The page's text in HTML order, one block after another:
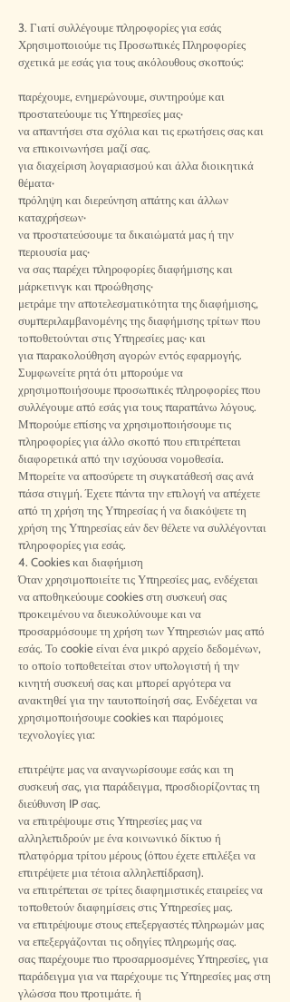
3. Γιατί συλλέγουμε πληροφορίες για εσάς
Χρησιμοποιούμε τις Προσωπικές Πληροφορίες
σχετικά με εσάς για τους ακόλουθους σκοπούς:
παρέχουμε, ενημερώνουμε, συντηρούμε και
προστατεύουμε τις Υπηρεσίες μας·
να απαντήσει στα σχόλια και τις ερωτήσεις σας και
να επικοινωνήσει μαζί σας.
για διαχείριση λογαριασμού και άλλα διοικητικά
θέματα·
πρόληψη και διερεύνηση απάτης και άλλων
καταχρήσεων·
να προστατεύσουμε τα δικαιώματά μας ή την
περιουσία μας·
να σας παρέχει πληροφορίες διαφήμισης και
μάρκετινγκ και προώθησης·
μετράμε την αποτελεσματικότητα της διαφήμισης,
συμπεριλαμβανομένης της διαφήμισης τρίτων που
τοποθετούνται στις Υπηρεσίες μας· και
για παρακολούθηση αγορών εντός εφαρμογής.
Συμφωνείτε ρητά ότι μπορούμε να
χρησιμοποιήσουμε προσωπικές πληροφορίες που
συλλέγουμε από εσάς για τους παραπάνω λόγους.
Μπορούμε επίσης να χρησιμοποιήσουμε τις
πληροφορίες για άλλο σκοπό που επιτρέπεται
διαφορετικά από την ισχύουσα νομοθεσία.
Μπορείτε να αποσύρετε τη συγκατάθεσή σας ανά
πάσα στιγμή. Έχετε πάντα την επιλογή να απέχετε
από τη χρήση της Υπηρεσίας ή να διακόψετε τη
χρήση της Υπηρεσίας εάν δεν θέλετε να συλλέγονται
πληροφορίες για εσάς.
4. Cookies και διαφήμιση
Όταν χρησιμοποιείτε τις Υπηρεσίες μας, ενδέχεται
να αποθηκεύουμε cookies στη συσκευή σας
προκειμένου να διευκολύνουμε και να
προσαρμόσουμε τη χρήση των Υπηρεσιών μας από
εσάς. Το cookie είναι ένα μικρό αρχείο δεδομένων,
το οποίο τοποθετείται στον υπολογιστή ή την
κινητή συσκευή σας και μπορεί αργότερα να
ανακτηθεί για την ταυτοποίησή σας. Ενδέχεται να
χρησιμοποιήσουμε cookies και παρόμοιες
τεχνολογίες για:
επιτρέψτε μας να αναγνωρίσουμε εσάς και τη
συσκευή σας, για παράδειγμα, προσδιορίζοντας τη
διεύθυνση IP σας.
να επιτρέψουμε στις Υπηρεσίες μας να
αλληλεπιδρούν με ένα κοινωνικό δίκτυο ή
πλατφόρμα τρίτου μέρους (όπου έχετε επιλέξει να
επιτρέψετε μια τέτοια αλληλεπίδραση).
να επιτρέπεται σε τρίτες διαφημιστικές εταιρείες να
τοποθετούν διαφημίσεις στις Υπηρεσίες μας.
να επιτρέψουμε στους επεξεργαστές πληρωμών μας
να επεξεργάζονται τις οδηγίες πληρωμής σας.
σας παρέχουμε πιο προσαρμοσμένες Υπηρεσίες, για
παράδειγμα για να παρέχουμε τις Υπηρεσίες μας στη
γλώσσα που προτιμάτε. ή